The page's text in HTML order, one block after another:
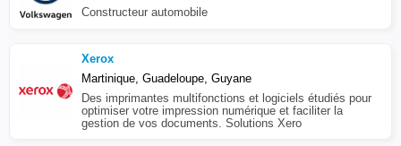
Constructeur automobile
Xerox
Martinique, Guadeloupe, Guyane
Des imprimantes multifonctions et logiciels étudiés pour
optimiser votre impression numérique et faciliter la
gestion de vos documents. Solutions Xero